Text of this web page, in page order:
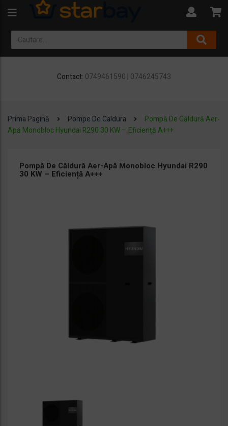
Contact: 0749461590 | 0746245743
Prima Pagină Pompe De Caldura
Pompă De Căldură Aer-
Apă Monobloc Hyundai R290 30 KW – Eficiență A+++
Pompă De Căldură Aer-Apă Monobloc Hyundai R290
30 KW – Eficiență A+++